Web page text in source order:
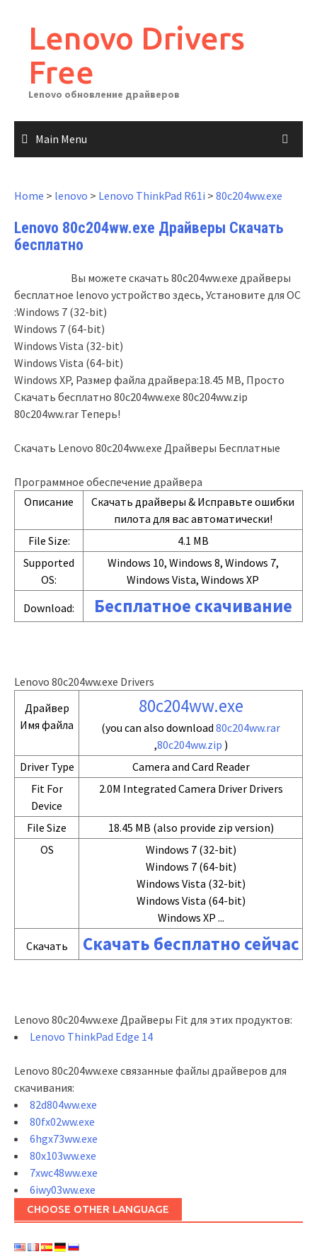
contentLenovo Drivers
Free
Lenovo обновление драйверов
Main Menu
Home > lenovo > Lenovo ThinkPad R61i > 80c204ww.exe
Lenovo 80c204ww.exe Драйверы Скачать
бесплатно
Вы можете скачать 80c204ww.exe драйверы
бесплатное lenovo устройство здесь, Установите для ОС
:Windows 7 (32-bit)
Windows 7 (64-bit)
Windows Vista (32-bit)
Windows Vista (64-bit)
Windows XP, Размер файла драйвера:18.45 MB, Просто
Скачать бесплатно 80c204ww.exe 80c204ww.zip
80c204ww.rar Теперь!
Скачать Lenovo 80c204ww.exe Драйверы Бесплатные
Программное обеспечение драйвера
Описание
Скачать драйверы & Исправьте ошибки
пилота для вас автоматически!
File Size:
4.1 MB
Supported
OS:
Windows 10, Windows 8, Windows 7,
Windows Vista, Windows XP
Download:
Бесплатное скачивание
Lenovo 80c204ww.exe Drivers
Драйвер
Имя файла
80c204ww.exe
(you can also download 80c204ww.rar
,80c204ww.zip )
Driver Type
Camera and Card Reader
Fit For
Device
2.0M Integrated Camera Driver Drivers
File Size
18.45 MB (also provide zip version)
OS
Windows 7 (32-bit)
Windows 7 (64-bit)
Windows Vista (32-bit)
Windows Vista (64-bit)
Windows XP ...
Скачать
Скачать бесплатно сейчас
Lenovo 80c204ww.exe Драйверы Fit для этих продуктов:
Lenovo ThinkPad Edge 14
Lenovo 80c204ww.exe связанные файлы драйверов для
скачивания:
82d804ww.exe
80fx02ww.exe
6hgx73ww.exe
80x103ww.exe
7xwc48ww.exe
6iwy03ww.exe
CHOOSE OTHER LANGUAGE